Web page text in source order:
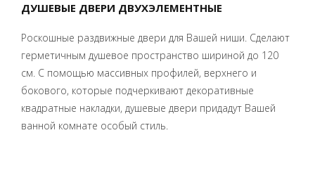
ДУШЕВЫЕ ДВЕРИ ДВУХЭЛЕМЕНТНЫЕ
Роскошные раздвижные двери для Вашей ниши. Сделают
герметичным душевое пространство шириной до 120
см. С помощью массивных профилей, верхнего и
бокового, которые подчеркивают декоративные
квадратные накладки, душевые двери придадут Вашей
ванной комнате особый стиль.